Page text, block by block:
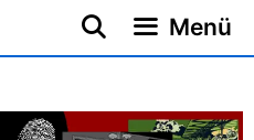
Menü